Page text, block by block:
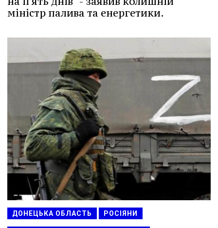
міністр палива та енергетики.
ДОНЕЦЬКА ОБЛАСТЬ РОСІЯНИ